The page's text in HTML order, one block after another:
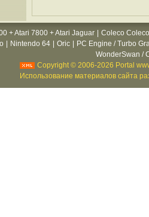
+ Atari 7800 + Atari Jaguar
Coleco
Nintendo 64 Oric
PC Engine / Turbo
WonderSwan /
Copyright © 2006-2026 Portal
Использование материалов сайта